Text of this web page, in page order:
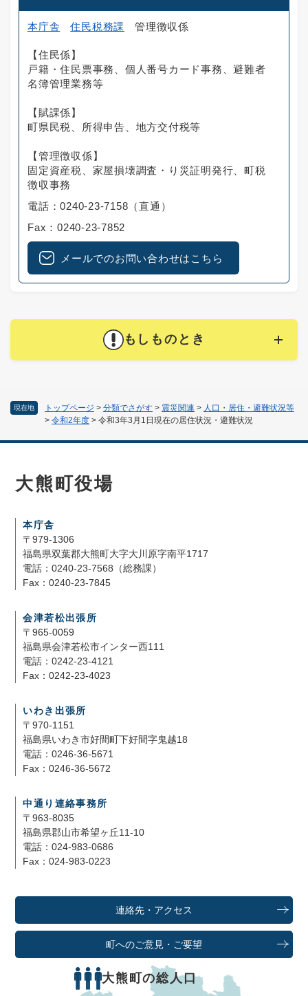
現在地 トップページ > 分類でさがす > 震災関連 > 人口・居住・避難状況等
> 令和2年度 > 令和3年3月1日現在の居住状況・避難状況
本庁舎 住民税務課 管理徴収係
【住民係】
戸籍・住民票事務、個人番号カード事務、避難者
名簿管理業務等
【賦課係】
町県民税、所得申告、地方交付税等
【管理徴収係】
固定資産税、家屋損壊調査・り災証明発行、町税
徴収事務
電話：0240-23-7158（直通）
Fax：0240-23-7852
メールでのお問い合わせはこちら
もしものとき
大熊町役場
本庁舎
〒979-1306
福島県双葉郡大熊町大字大川原字南平1717
電話：0240-23-7568（総務課）
Fax：0240-23-7845
会津若松出張所
〒965-0059
福島県会津若松市インター西111
電話：0242-23-4121
Fax：0242-23-4023
いわき出張所
〒970-1151
福島県いわき市好間町下好間字鬼越18
電話：0246-36-5671
Fax：0246-36-5672
中通り連絡事務所
〒963-8035
福島県郡山市希望ヶ丘11-10
電話：024-983-0686
Fax：024-983-0223
連絡先・アクセス
町へのご意見・ご要望
大熊町の総人口